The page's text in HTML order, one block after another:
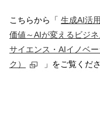
こちらから「 生成AI活
価値～AIが変えるビジ
サイエンス・AIイノベ
ク）
」をご覧くださ